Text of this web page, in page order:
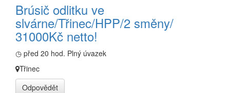
Brúsič odlitku ve
slvárne/Třinec/HPP/2 směny/
31000Kč netto!
◷ před 20 hod. Plný úvazek
Třinec
Odpovědět